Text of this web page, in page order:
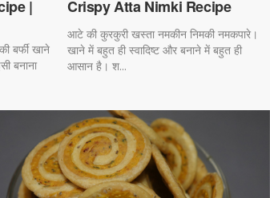
|
बर्फी खाने
बनाना
Crispy Atta Nimki Recipe
आटे की कुरकुरी खस्ता नमकीन निमकी नमकपारे।
खाने में बहुत ही स्वादिष्ट और बनाने में बहुत ही
आसान है। श...